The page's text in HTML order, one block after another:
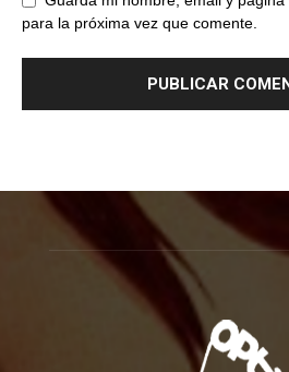
para la próxima vez que comente.